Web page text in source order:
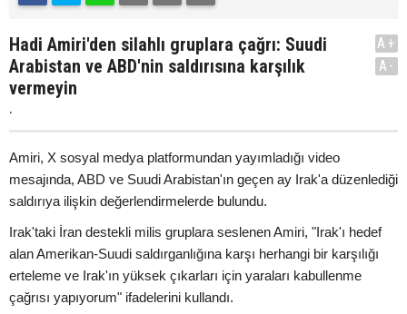
Hadi Amiri'den silahlı gruplara çağrı: Suudi
Arabistan ve ABD'nin saldırısına karşılık
vermeyin
.
A+
A-
Amiri, X sosyal medya platformundan yayımladığı video
mesajında, ABD ve Suudi Arabistan'ın geçen ay Irak'a düzenlediği
saldırıya ilişkin değerlendirmelerde bulundu.
Irak'taki İran destekli milis gruplara seslenen Amiri, "Irak'ı hedef
alan Amerikan-Suudi saldırganlığına karşı herhangi bir karşılığı
erteleme ve Irak'ın yüksek çıkarları için yaraları kabullenme
çağrısı yapıyorum" ifadelerini kullandı.